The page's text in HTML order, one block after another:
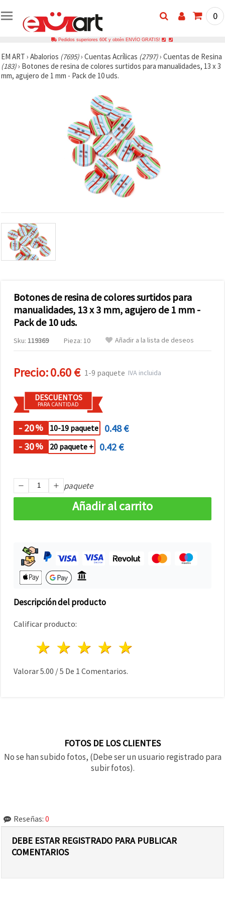
0
Pedidos superiores 60€ y obtén ENVÍO GRATIS!
EM ART › Abalorios (7695)› Cuentas Acrílicas (2797)› Cuentas de Resina
(183)› Botones de resina de colores surtidos para manualidades, 13 x 3
mm, agujero de 1 mm - Pack de 10 uds.
Botones de resina de colores surtidos para
manualidades, 13 x 3 mm, agujero de 1 mm -
Pack de 10 uds.
Sku: 119369 Pieza: 10 Añadir a la lista de deseos
Precio:0.60 € 1-9 paquete IVA incluida
DESCUENTOS
PARA CANTIDAD
- 20% 10-19 paquete
0.48 €
- 30% 20 paquete + 0.42 €
paquete
Añadir al carrito
Descripción del producto
Calificar producto:
4 estrellas
3 estrellas
2 estrellas
1 estrella
Valorar5.00 /5 De 1 Comentarios.
FOTOS DE LOS CLIENTES
No se han subido fotos, (Debe ser un usuario registrado para
subir fotos).
Reseñas: 0
DEBE ESTAR REGISTRADO PARA PUBLICAR
COMENTARIOS